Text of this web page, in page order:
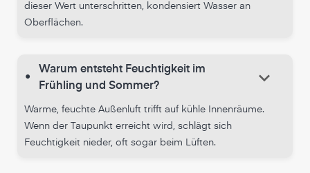
dieser Wert unterschritten, kondensiert Wasser an
Oberflächen.
•
Warum entsteht Feuchtigkeit im
Frühling und Sommer?
keyboard_arrow_down
Warme, feuchte Außenluft trifft auf kühle Innenräume.
Wenn der Taupunkt erreicht wird, schlägt sich
Feuchtigkeit nieder, oft sogar beim Lüften.